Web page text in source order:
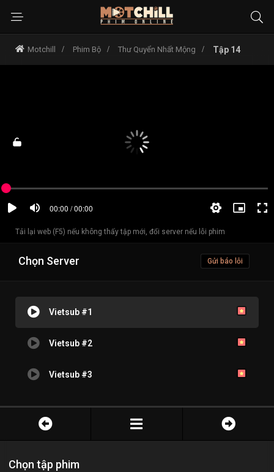
Motchill Phim Bộ Thư Quyển Nhất Mộng Tập 14
Tải lại web (F5) nếu không thấy tập mới, đổi server nếu lỗi phim
Chọn Server Gửi báo lỗi
Vietsub #1
Vietsub #2
Vietsub #3
Chọn tập phim